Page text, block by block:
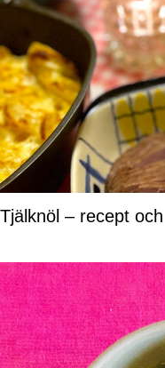
Tjälknöl – recept